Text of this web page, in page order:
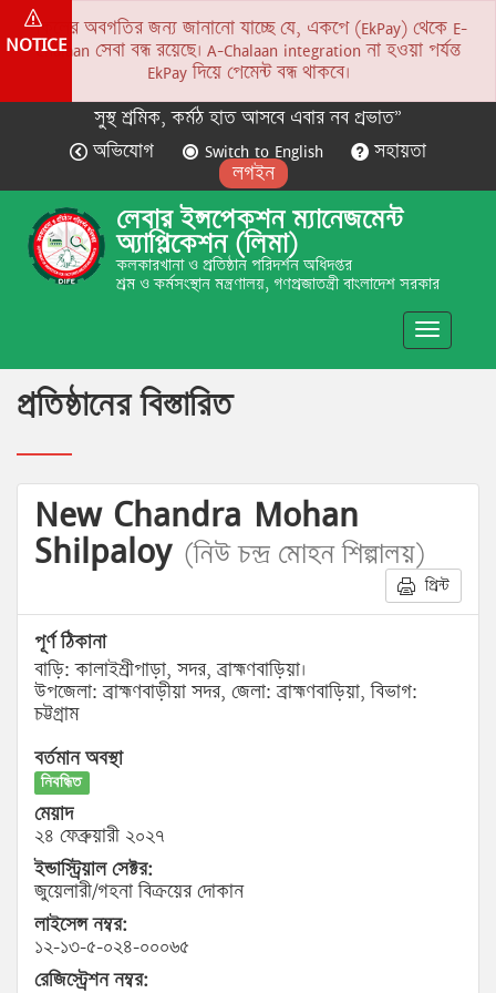
NOTICE
সকলের অবগতির জন্য জানানো যাচ্ছে যে, একপে (EkPay) থেকে E-
Chalaan সেবা বন্ধ রয়েছে। A-Chalaan integration না হওয়া পর্যন্ত
EkPay দিয়ে পেমেন্ট বন্ধ থাকবে।
সুস্থ শ্রমিক, কর্মঠ হাত আসবে এবার নব প্রভাত”
অভিযোগ
Switch to English
সহায়তা
লগইন
লেবার ইন্সপেকশন ম্যানেজমেন্ট
অ্যাপ্লিকেশন (লিমা)
কলকারখানা ও প্রতিষ্ঠান পরিদর্শন অধিদপ্তর
শ্রম ও কর্মসংস্থান মন্ত্রণালয়, গণপ্রজাতন্ত্রী বাংলাদেশ সরকার
Toggle
প্রতিষ্ঠানের বিস্তারিত
New Chandra Mohan
Shilpaloy (নিউ চন্দ্র মোহন শিল্পালয়)
প্রিন্ট
পূর্ণ ঠিকানা
বাড়ি: কালাইশ্রীপাড়া, সদর, ব্রাহ্মণবাড়িয়া।
উপজেলা: ব্রাহ্মণবাড়ীয়া সদর, জেলা: ব্রাহ্মণবাড়িয়া, বিভাগ:
চট্টগ্রাম
বর্তমান অবস্থা
নিবন্ধিত
মেয়াদ
২৪ ফেব্রুয়ারী ২০২৭
ইন্ডাস্ট্রিয়াল সেক্টর:
জুয়েলারী/গহনা বিক্রয়ের দোকান
লাইসেন্স নম্বর:
১২-১৩-৫-০২৪-০০০৬৫
রেজিস্ট্রেশন নম্বর: